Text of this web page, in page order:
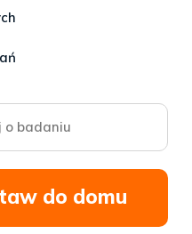
o badaniu
do domu